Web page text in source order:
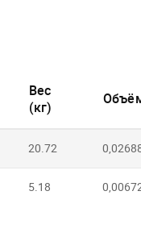
Вес
(кг)
20.72
5.18